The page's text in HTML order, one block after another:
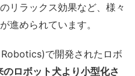
リラックス効果など、様々
進められています。
で開発された ロボ
ロボット犬より小型化さ